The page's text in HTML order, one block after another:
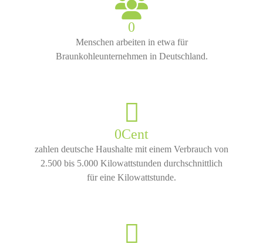
0
Menschen arbeiten in etwa für
Braunkohleunternehmen in Deutschland.
0Cent
zahlen deutsche Haushalte mit einem Verbrauch von
2.500 bis 5.000 Kilowattstunden durchschnittlich
für eine Kilowattstunde.